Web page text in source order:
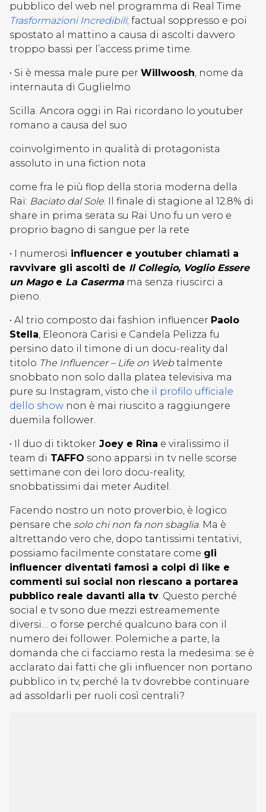
pubblico del web nel programma di Real Time
Trasformazioni Incredibili; factual soppresso e poi
spostato al mattino a causa di ascolti davvero
troppo bassi per l’access prime time.
• Si è messa male pure per Willwoosh, nome da
internauta di Guglielmo
Scilla. Ancora oggi in Rai ricordano lo youtuber
romano a causa del suo
coinvolgimento in qualità di protagonista
assoluto in una fiction nota
come fra le più flop della storia moderna della
Rai: Baciato dal Sole. Il finale di stagione al 12.8% di
share in prima serata su Rai Uno fu un vero e
proprio bagno di sangue per la rete
• I numerosi influencer e youtuber chiamati a
ravvivare gli ascolti de Il Collegio, Voglio Essere
un Magoe La Casermama senza riuscirci a
pieno.
• Al trio composto dai fashion influencer Paolo
Stella, Eleonora Carisi e Candela Pelizza fu
persino dato il timone di un docu-reality dal
titolo The Influencer – Life on Webtalmente
snobbato non solo dalla platea televisiva ma
pure su Instagram, visto che il profilo ufficiale
dello show non è mai riuscito a raggiungere
duemila follower.
• Il duo di tiktoker Joey e Rina e viralissimo il
team di TAFFO sono apparsi in tv nelle scorse
settimane con dei loro docu-reality,
snobbatissimi dai meter Auditel.
Facendo nostro un noto proverbio, è logico
pensare che solo chi non fa non sbaglia. Ma è
altrettando vero che, dopo tantissimi tentativi,
possiamo facilmente constatare come gli
influencer diventati famosi a colpi di like e
commenti sui social non riescano a portarea
pubblico reale davanti alla tv. Questo perché
social e tv sono due mezzi estreamemente
diversi… o forse perché qualcuno bara con il
numero dei follower. Polemiche a parte, la
domanda che ci facciamo resta la medesima: se è
acclarato dai fatti che gli influencer non portano
pubblico in tv, perché la tv dovrebbe continuare
ad assoldarli per ruoli così centrali?